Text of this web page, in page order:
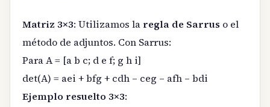
Matriz 3×3: Utilizamos la regla de Sarrus o el
método de adjuntos. Con Sarrus:
Para A = [a b c; d e f; g h i]
det(A) = aei + bfg + cdh – ceg – afh – bdi
Ejemplo resuelto 3×3: